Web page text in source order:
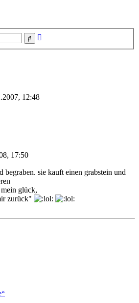
Suche
12:48
17:50
begraben. sie kauft einen grabstein und
glück,
zurück"